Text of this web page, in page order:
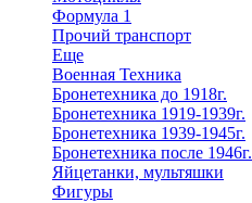
Формула 1
Прочий транспорт
Еще
Военная Техника
Бронетехника до 1918г.
Бронетехника 1919-1939г.
Бронетехника 1939-1945г.
Бронетехника после 1946г.
Яйцетанки, мультяшки
Фигуры